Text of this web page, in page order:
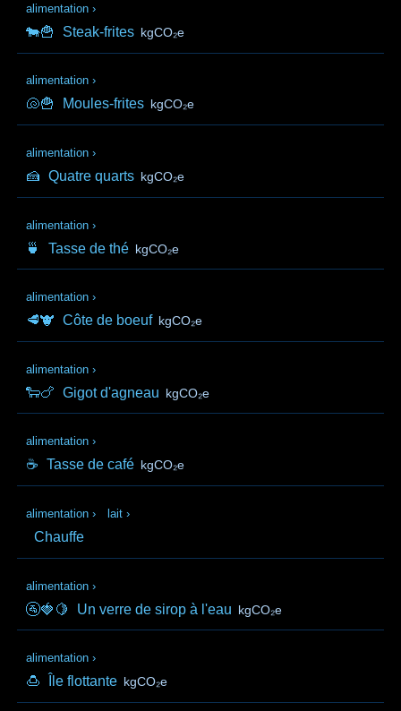
alimentation ›
🐄🍟 Steak-frites kgCO₂e
alimentation ›
🐚🍟 Moules-frites kgCO₂e
alimentation ›
🍰 Quatre quarts kgCO₂e
alimentation ›
🍵 Tasse de thé kgCO₂e
alimentation ›
🥩🐮 Côte de boeuf kgCO₂e
alimentation ›
🐑🍗 Gigot d'agneau kgCO₂e
alimentation ›
☕ Tasse de café kgCO₂e
alimentation › lait ›
Chauffe
alimentation ›
🚰🍓🍋 Un verre de sirop à l'eau kgCO₂e
alimentation ›
🍮 Île flottante kgCO₂e